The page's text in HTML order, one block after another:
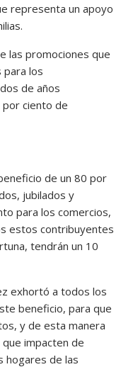
representa un apoyo
las promociones que
los
de años
ciento de
de un 80 por
jubilados y
para los comercios,
estos contribuyentes
tendrán un 10
exhortó a todos los
beneficio, para que
y de esta manera
impacten de
hogares de las